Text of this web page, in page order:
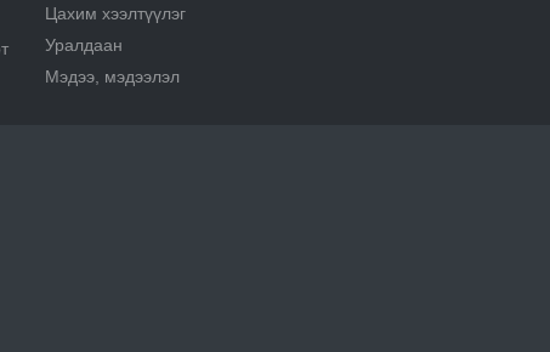
Цахим хээлтүүлэг
Уралдаан
Мэдээ, мэдээлэл